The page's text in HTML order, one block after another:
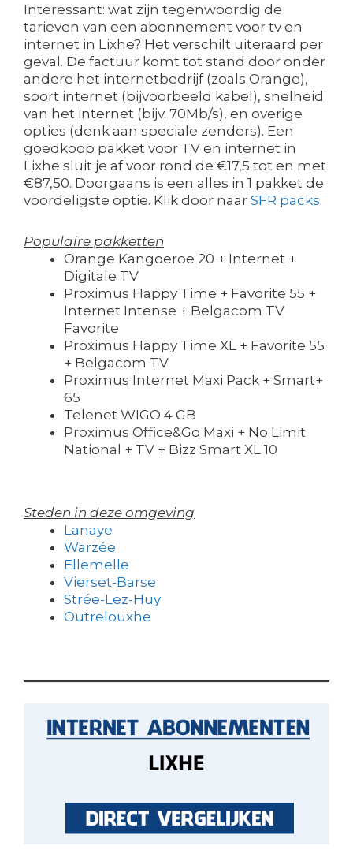
Interessant: wat zijn tegenwoordig de
tarieven van een abonnement voor tv en
internet in Lixhe? Het verschilt uiteraard per
geval. De factuur komt tot stand door onder
andere het internetbedrijf (zoals Orange),
soort internet (bijvoorbeeld kabel), snelheid
van het internet (bijv. 70Mb/s), en overige
opties (denk aan speciale zenders). Een
goedkoop pakket voor TV en internet in
Lixhe sluit je af voor rond de €17,5 tot en met
€87,50. Doorgaans is een alles in 1 pakket de
voordeligste optie. Klik door naar SFR packs.
Populaire pakketten
Orange Kangoeroe 20 + Internet +
Digitale TV
Proximus Happy Time + Favorite 55 +
Internet Intense + Belgacom TV
Favorite
Proximus Happy Time XL + Favorite 55
+ Belgacom TV
Proximus Internet Maxi Pack + Smart+
65
Telenet WIGO 4 GB
Proximus Office&Go Maxi + No Limit
National + TV + Bizz Smart XL 10
Steden in deze omgeving
Lanaye
Warzée
Ellemelle
Vierset-Barse
Strée-Lez-Huy
Outrelouxhe